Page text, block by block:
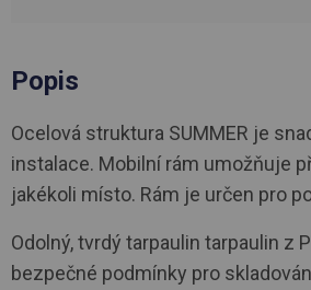
Popis
Ocelová struktura SUMMER je
instalace. Mobilní rám umožňuje
jakékoli místo. Rám je určen pro
Odolný, tvrdý tarpaulin tarpaulin z
bezpečné podmínky pro